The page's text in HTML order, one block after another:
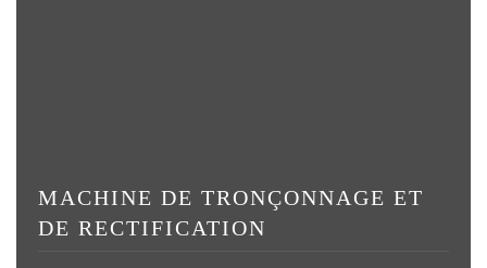
MACHINE DE TRONÇONNAGE ET
DE RECTIFICATION